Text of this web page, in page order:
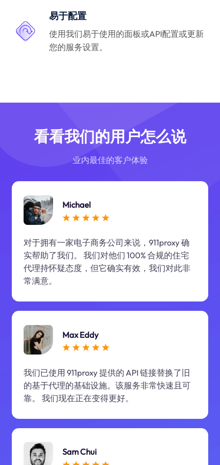
易于配置
使用我们易于使用的面板或API配置或更新
您的服务设置。
看看我们的用户怎么说
业内最佳的客户体验
Michael
对于拥有一家电子商务公司来说，911proxy 确
实帮助了我们。 我们对他们 100% 合规的住宅
代理持怀疑态度，但它确实有效，我们对此非
常满意。
Max Eddy
我们已使用 911proxy 提供的 API 链接替换了旧
的基于代理的基础设施。该服务非常快速且可
靠。 我们现在正在变得更好。
Sam Chui